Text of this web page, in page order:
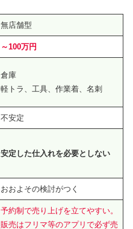
無店舗型
～100万円
倉庫
軽トラ、工具、作業着、名刺
不安定
安定した仕入れを必要としない
おおよその検討がつく
予約制で売り上げを立てやすい。
販売はフリマ等のアプリで必ず売